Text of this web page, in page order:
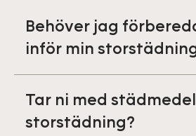
Behöver jag
inför min
Tar ni med
storstädning?